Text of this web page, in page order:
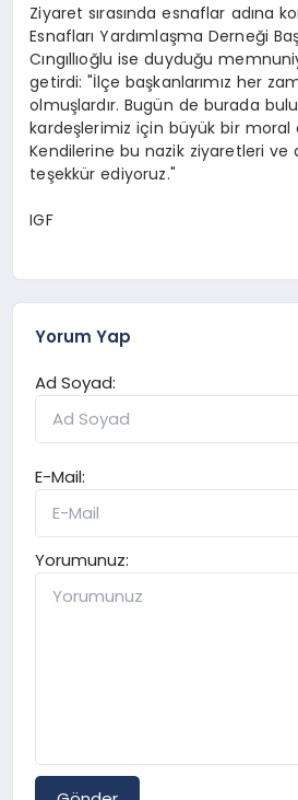
Ziyaret sırasında esnaflar adına
Esnafları Yardımlaşma Derneği
Cıngıllıoğlu ise duyduğu
getirdi: "İlçe başkanlarımız her
olmuşlardır. Bugün de burada
kardeşlerimiz için büyük bir moral
Kendilerine bu nazik ziyaretleri ve
teşekkür ediyoruz."
IGF
Yorum Yap
Ad Soyad:
E-Mail:
Yorumunuz: